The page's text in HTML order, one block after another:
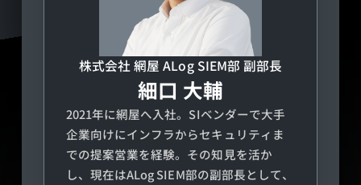
株式会社 網屋 ALog SIEM部 副部長
細口 大輔
2021年に網屋へ入社。SIベンダーで大手
企業向けにインフラからセキュリティま
での提案営業を経験。その知見を活か
し、現在はALog SIEM部の副部長として、